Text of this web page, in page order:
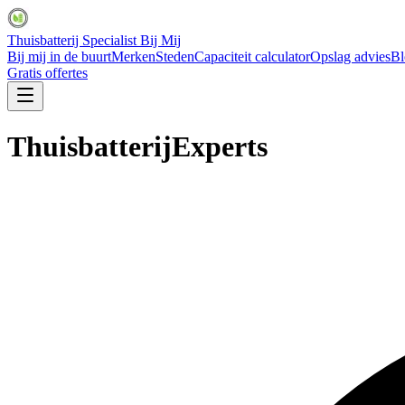
Thuisbatterij Specialist Bij Mij
Bij mij in de buurtMerkenStedenCapaciteit calculatorOpslag advies
Gratis offertes
ThuisbatterijExperts